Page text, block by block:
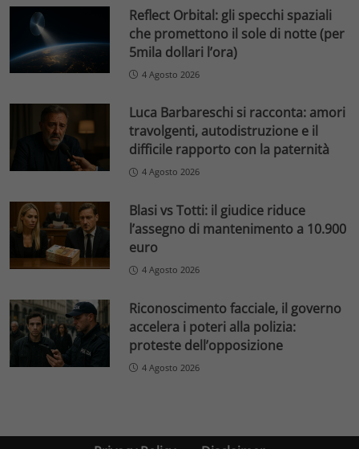
Reflect Orbital: gli specchi spaziali
che promettono il sole di notte (per
5mila dollari l’ora)
4 Agosto 2026
Luca Barbareschi si racconta: amori
travolgenti, autodistruzione e il
difficile rapporto con la paternità
4 Agosto 2026
Blasi vs Totti: il giudice riduce
l’assegno di mantenimento a 10.900
euro
4 Agosto 2026
Riconoscimento facciale, il governo
accelera i poteri alla polizia:
proteste dell’opposizione
4 Agosto 2026